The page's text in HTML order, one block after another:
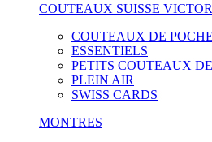
COUTEAUX SUISSE
COUTEAUX DE
ESSENTIELS
PETITS COUTEAUX
PLEIN AIR
SWISS CARDS
MONTRES